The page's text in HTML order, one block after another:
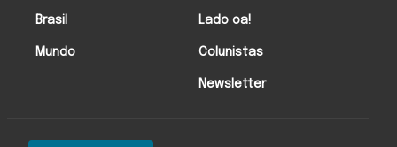
Brasil
Mundo
Lado oa!
Colunistas
Newsletter